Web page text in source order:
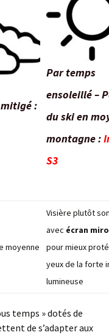
:
Par temps
ensoleillé –
du ski en
montagne :
S3
moyenne
Visière plutôt
avec écran
pour mieux
yeux de la forte
lumineuse
temps » dotés de
de s’adapter aux